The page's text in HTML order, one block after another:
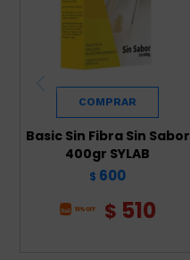
Basic Sin Fibra Sin Sabor
400gr SYLAB
$ 600
$ 510